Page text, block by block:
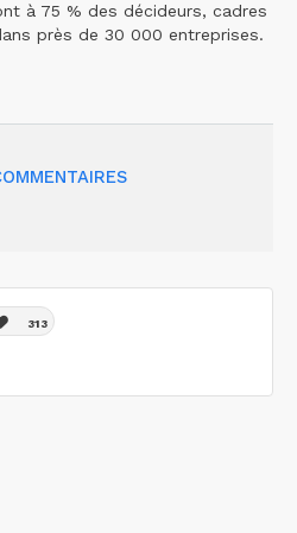
à 75 % des décideurs, cadres
près de 30 000 entreprises.
313